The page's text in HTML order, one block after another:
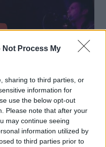
Not Process My
sharing to third parties, or
information for
use the below opt-out
Please note that after your
may continue seeing
information utilized by
to third parties prior to